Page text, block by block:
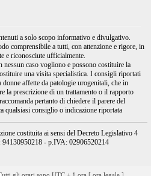
a solo scopo informativo e divulgativo.
comprensibile a tutti, con attenzione e rigore, in
e riconosciute ufficialmente.
caso vogliono e possono costituire la
una visita specialistica. I consigli riportati
affette da patologie urogenitali, che in
la prescrizione di un trattamento o il rapporto
pertanto di chiedere il parere del
qualsiasi consiglio o indicazione riportata
costituita ai sensi del Decreto Legislativo 4
94130950218 - p.IVA: 02906520214